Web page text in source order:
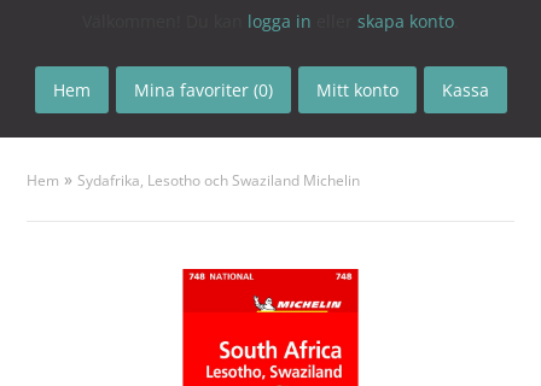
logga in skapa konto
Hem Mina favoriter (0) Mitt konto Kassa
Hem » Sydafrika, Lesotho och Swaziland Michelin